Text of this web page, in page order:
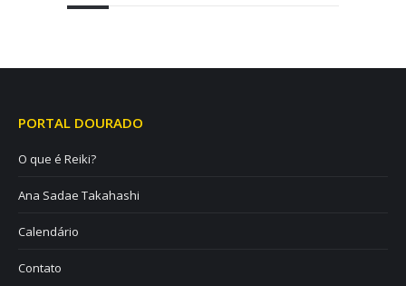
PORTAL DOURADO
O que é Reiki?
Ana Sadae Takahashi
Calendário
Contato